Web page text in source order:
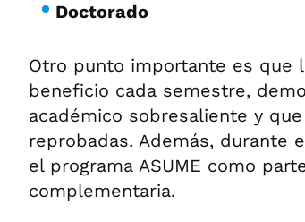
Doctorado
Otro punto importante es que
beneficio cada semestre,
académico sobresaliente y
reprobadas. Además, durante
el programa ASUME como
complementaria.